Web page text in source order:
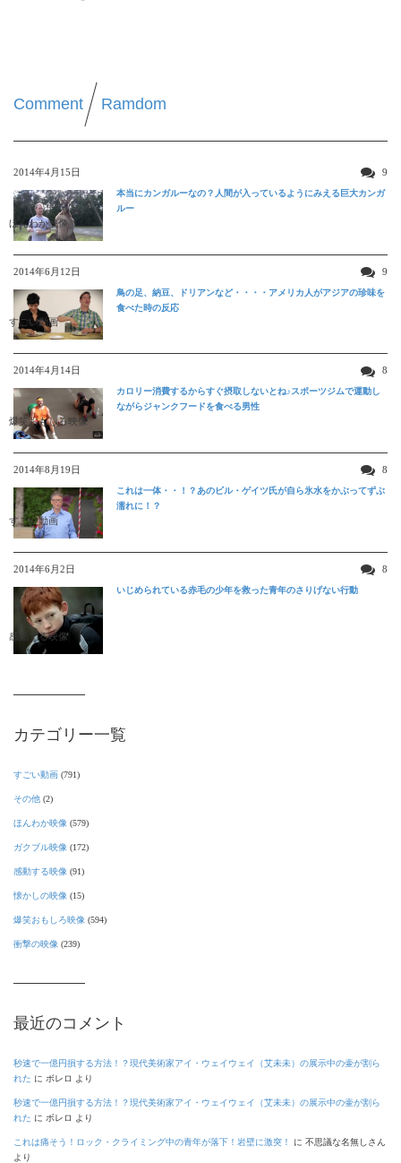
Comment Ramdom
2014年4月15日 9
ほんわか映像
本当にカンガルーなの？人間が入っているようにみえる巨大カンガ
ルー
2014年6月12日 9
すごい動画
鳥の足、納豆、ドリアンなど・・・・アメリカ人がアジアの珍味を
食べた時の反応
2014年4月14日 8
爆笑おもしろ映像
カロリー消費するからすぐ摂取しないとね♪スポーツジムで運動し
ながらジャンクフードを食べる男性
2014年8月19日 8
すごい動画
これは一体・・！？あのビル・ゲイツ氏が自ら氷水をかぶってずぶ
濡れに！？
2014年6月2日 8
感動する映像
いじめられている赤毛の少年を救った青年のさりげない行動
カテゴリー一覧
すごい動画 (791)
その他 (2)
ほんわか映像 (579)
ガクブル映像 (172)
感動する映像 (91)
懐かしの映像 (15)
爆笑おもしろ映像 (594)
衝撃の映像 (239)
最近のコメント
秒速で一億円損する方法！？現代美術家アイ・ウェイウェイ（艾未未）の展示中の壷が割ら
れた に ボレロ より
秒速で一億円損する方法！？現代美術家アイ・ウェイウェイ（艾未未）の展示中の壷が割ら
れた に ボレロ より
これは痛そう！ロック・クライミング中の青年が落下！岩壁に激突！ に 不思議な名無しさん
より